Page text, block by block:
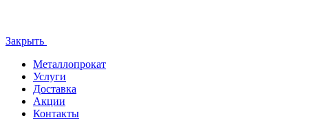
Закрыть
Металлопрокат
Услуги
Доставка
Акции
Контакты